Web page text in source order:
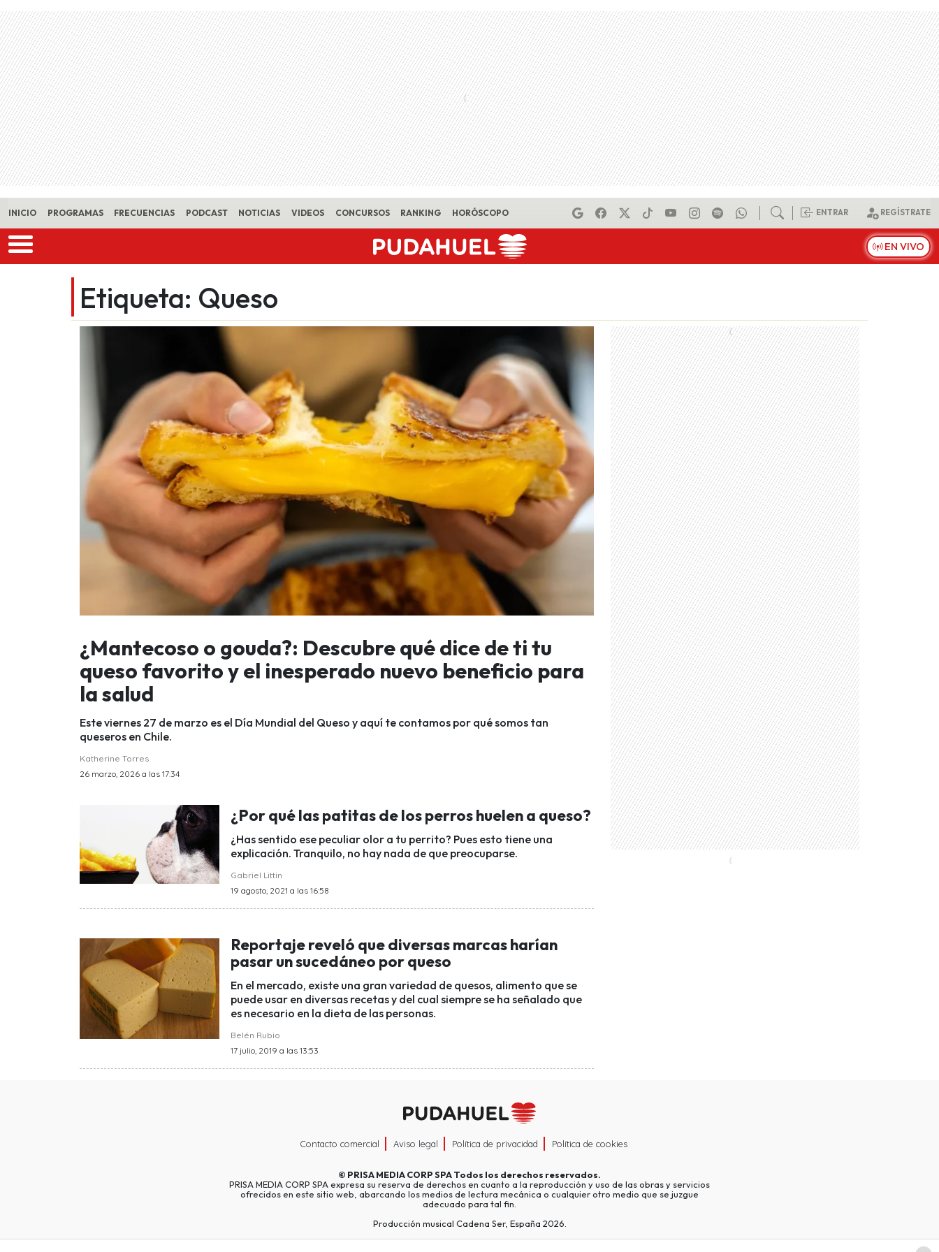
Skip to main content
INICIO PROGRAMAS FRECUENCIAS PODCAST NOTICIAS VIDEOS CONCURSOS RANKING HORÓSCOPO ENTRAR REGÍSTRATE
EN VIVO
Etiqueta: Queso
¿Mantecoso o gouda?: Descubre qué dice de ti tu
queso favorito y el inesperado nuevo beneficio para
la salud
Este viernes 27 de marzo es el Día Mundial del Queso y aquí te contamos por qué somos tan
queseros en Chile.
Katherine Torres
26 marzo, 2026 a las 17:34
¿Por qué las patitas de los perros huelen a queso?
¿Has sentido ese peculiar olor a tu perrito? Pues esto tiene una
explicación. Tranquilo, no hay nada de que preocuparse.
Gabriel Littin
19 agosto, 2021 a las 16:58
Reportaje reveló que diversas marcas harían
pasar un sucedáneo por queso
En el mercado, existe una gran variedad de quesos, alimento que se
puede usar en diversas recetas y del cual siempre se ha señalado que
es necesario en la dieta de las personas.
Belén Rubio
17 julio, 2019 a las 13:53
Contacto comercial Aviso legal Política de privacidad Política de cookies
© PRISA MEDIA CORP SPATodos los derechos reservados.
PRISA MEDIA CORP SPA expresa su reserva de derechos en cuanto a la reproducción y uso de las obras y servicios
ofrecidos en este sitio web, abarcando los medios de lectura mecánica o cualquier otro medio que se juzgue
adecuado para tal fin.
Producción musical Cadena Ser, España 2026.